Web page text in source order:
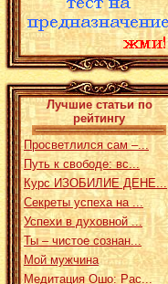
Лучшие статьи по
рейтингу
Просветлился сам –...
Путь к свободе: вс...
Курс ИЗОБИЛИЕ ДЕНЕ...
Секреты успеха на ...
Успехи в духовной ...
Ты – чистое сознан...
Мой мужчина
Медитация Ошо: Рас...